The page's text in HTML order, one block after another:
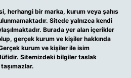
herhangi bir marka, kurum veya şahıs
Sitede yalnızca kendi
Burada yer alan içerikler
gerçek kurum ve kişiler hakkında
kurum ve kişiler ile isim
Sitemizdeki bilgiler taslak